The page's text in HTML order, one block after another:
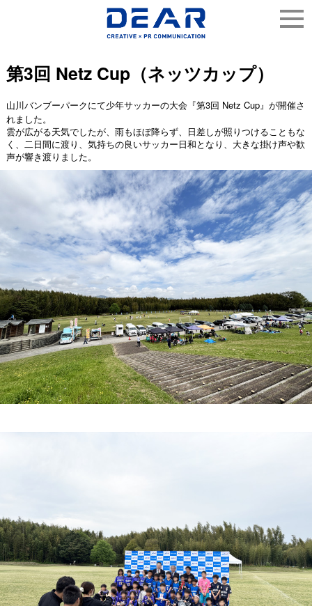
第3回 Netz Cup（ネッツカップ）
山川バンブーパークにて少年サッカーの大会『第3回 Netz Cup』が開催さ
れました。
雲が広がる天気でしたが、雨もほぼ降らず、日差しが照りつけることもな
く、二日間に渡り、気持ちの良いサッカー日和となり、大きな掛け声や歓
声が響き渡りました。